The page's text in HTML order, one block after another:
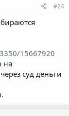
#24
15667920
на
суд деньги